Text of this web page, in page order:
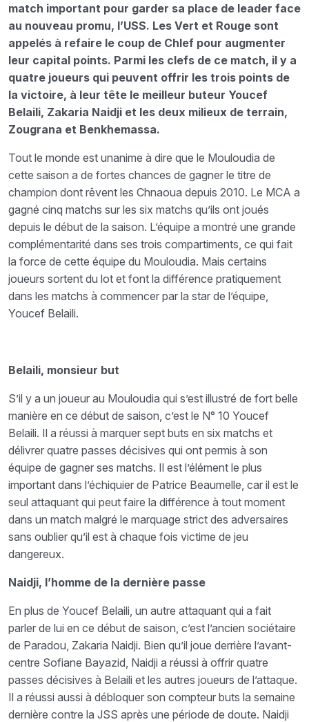
match important pour garder sa place de leader face
au nouveau promu, l’USS. Les Vert et Rouge sont
appelés à refaire le coup de Chlef pour augmenter
leur capital points. Parmi les clefs de ce match, il y a
quatre joueurs qui peuvent offrir les trois points de
la victoire, à leur tête le meilleur buteur Youcef
Belaili, Zakaria Naidji et les deux milieux de terrain,
Zougrana et Benkhemassa.
Tout le monde est unanime à dire que le Mouloudia de
cette saison a de fortes chances de gagner le titre de
champion dont rêvent les Chnaoua depuis 2010. Le MCA a
gagné cinq matchs sur les six matchs qu’ils ont joués
depuis le début de la saison. L’équipe a montré une grande
complémentarité dans ses trois compartiments, ce qui fait
la force de cette équipe du Mouloudia. Mais certains
joueurs sortent du lot et font la différence pratiquement
dans les matchs à commencer par la star de l’équipe,
Youcef Belaili.
Belaili, monsieur but
S’il y a un joueur au Mouloudia qui s’est illustré de fort belle
manière en ce début de saison, c’est le N° 10 Youcef
Belaili. Il a réussi à marquer sept buts en six matchs et
délivrer quatre passes décisives qui ont permis à son
équipe de gagner ses matchs. Il est l’élément le plus
important dans l’échiquier de Patrice Beaumelle, car il est le
seul attaquant qui peut faire la différence à tout moment
dans un match malgré le marquage strict des adversaires
sans oublier qu’il est à chaque fois victime de jeu
dangereux.
Naidji, l’homme de la dernière passe
En plus de Youcef Belaili, un autre attaquant qui a fait
parler de lui en ce début de saison, c’est l’ancien sociétaire
de Paradou, Zakaria Naidji. Bien qu’il joue derrière l’avant-
centre Sofiane Bayazid, Naidji a réussi à offrir quatre
passes décisives à Belaili et les autres joueurs de l’attaque.
Il a réussi aussi à débloquer son compteur buts la semaine
dernière contre la JSS après une période de doute. Naidji